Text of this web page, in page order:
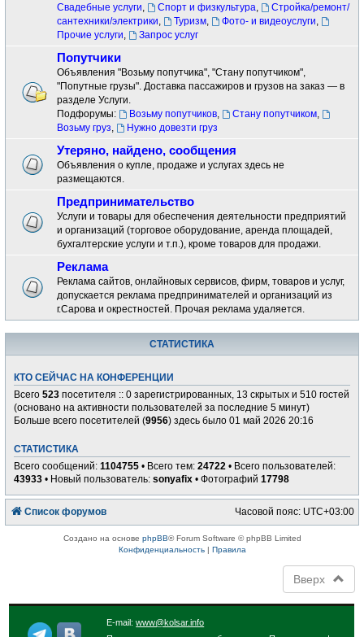
Свадебные услуги, Спорт и физкультура,
Стройка/ремонт/
сантехники/электрики, Туризм, Фото- и видеоуслуги,
Прочие услуги, Запрос услуг
Попутчики
Объявления "Возьму попутчика", "Стану попутчиком",
"Попутные грузы". Доставка пассажиров и грузов на заказ — в
разделе Услуги.
Подфорумы:
Возьму попутчиков, Стану попутчиком,
Возьму груз, Нужно довезти груз
Утеряно, найдено, сообщения
Объявления о купле, продаже и услугах здесь не
размещаются.
Предпринимательство
Услуги и товары для обеспечения деятельности предприятий
и организаций (торговое оборудование, аренда площадей,
бухгалтерские услуги и т.п.), кроме товаров для продажи.
Реклама
Реклама сайтов, онлайновых сервисов, фирм, товаров и услуг,
допускается реклама предпринимателей и организаций из
г.Сарова и окрестностей. Прочая реклама удаляется.
СТАТИСТИКА
КТО СЕЙЧАС НА КОНФЕРЕНЦИИ
Всего523 посетителя :: 0 зарегистрированных, 13 скрытых и 510 гостей
(основано на активности пользователей за последние 5 минут)
Больше всего посетителей (9956) здесь было 01 май 2026 20:16
СТАТИСТИКА
Всего сообщений:1104755 • Всего тем:24722 • Всего пользователей:
43933 • Новый пользователь:sonyafix • Фотографий17798
Список форумов Часовой пояс: UTC+03:00
Создано на основе phpBB® Forum Software © phpBB Limited
Конфиденциальность| Правила
Вверх
E-mail:www@kolsar.info